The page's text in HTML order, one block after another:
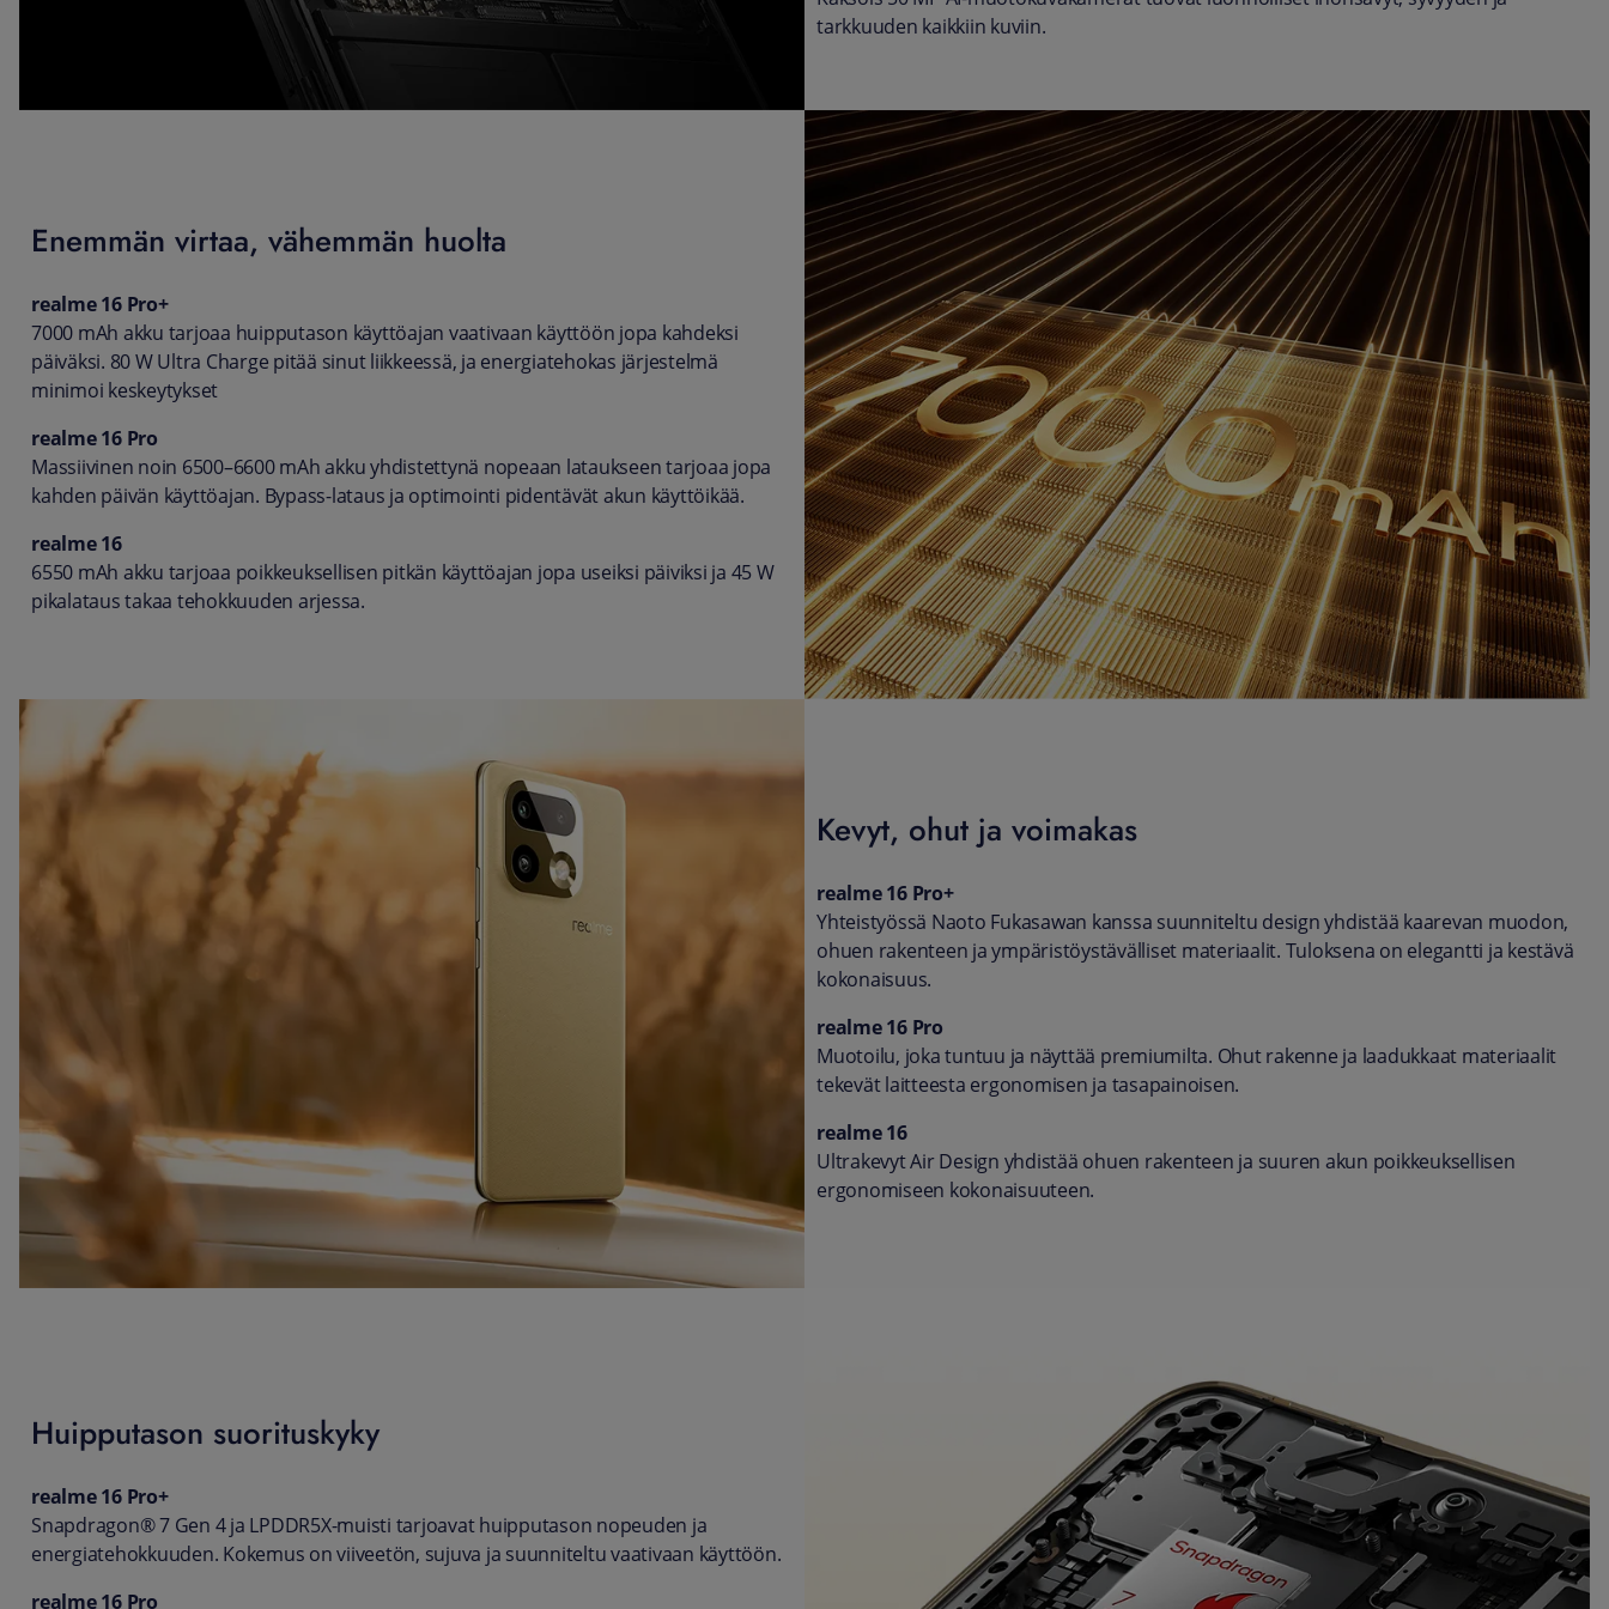
tarkkuuden kaikkiin kuviin.
Enemmän virtaa, vähemmän huolta
realme 16 Pro+
7000 mAh akku tarjoaa huipputason käyttöajan vaativaan käyttöön jopa kahdeksi
päiväksi. 80 W Ultra Charge pitää sinut liikkeessä, ja energiatehokas järjestelmä
minimoi keskeytykset
realme 16 Pro
Massiivinen noin 6500–6600 mAh akku yhdistettynä nopeaan lataukseen tarjoaa jopa
kahden päivän käyttöajan. Bypass-lataus ja optimointi pidentävät akun käyttöikää.
realme 16
6550 mAh akku tarjoaa poikkeuksellisen pitkän käyttöajan jopa useiksi päiviksi ja 45 W
pikalataus takaa tehokkuuden arjessa.
Kevyt, ohut ja voimakas
realme 16 Pro+
Yhteistyössä Naoto Fukasawan kanssa suunniteltu design yhdistää kaarevan muodon,
ohuen rakenteen ja ympäristöystävälliset materiaalit. Tuloksena on elegantti ja kestävä
kokonaisuus.
realme 16 Pro
Muotoilu, joka tuntuu ja näyttää premiumilta. Ohut rakenne ja laadukkaat materiaalit
tekevät laitteesta ergonomisen ja tasapainoisen.
realme 16
Ultrakevyt Air Design yhdistää ohuen rakenteen ja suuren akun poikkeuksellisen
ergonomiseen kokonaisuuteen.
Huipputason suorituskyky
realme 16 Pro+
Snapdragon® 7 Gen 4 ja LPDDR5X-muisti tarjoavat huipputason nopeuden ja
energiatehokkuuden. Kokemus on viiveetön, sujuva ja suunniteltu vaativaan käyttöön.
realme 16 Pro